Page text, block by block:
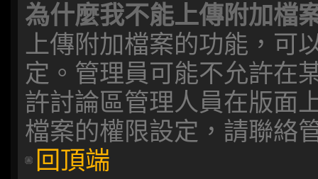
為什麼我不能上傳附加檔
上傳附加檔案的功能，可
定。管理員可能不允許在
許討論區管理人員在版面
檔案的權限設定，請聯絡
回頂端